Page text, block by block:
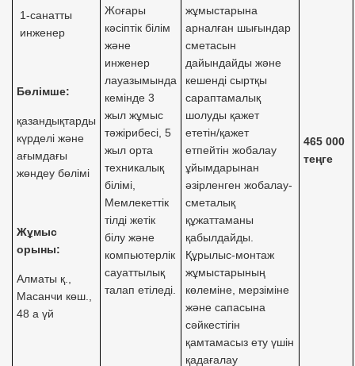
1-санатты
инженер
Бөлімше:
қазандықтарды
күрделі және
ағымдағы
жөндеу бөлімі
Жұмыс
орыны:
Алматы қ.,
Масанчи көш.,
48 а үй
Жоғары
кәсіптік білім
және
инженер
лауазымында
кемінде 3
жыл жұмыс
тәжірибесі, 5
жыл орта
техникалық
білімі,
Мемлекеттік
тілді жетік
білу және
компьютерлік
сауаттылық
талап етіледі.
жұмыстарына
арналған шығындар
сметасын
дайындайды және
кешенді сыртқы
сараптамалық
шолуды қажет
ететін/қажет
етпейтін жобалау
ұйымдарынан
әзірленген жобалау-
сметалық
құжаттаманы
қабылдайды.
Құрылыс-монтаж
жұмыстарының
көлеміне, мерзіміне
және сапасына
сәйкестігін
қамтамасыз ету үшін
қадағалау
465 000
теңге